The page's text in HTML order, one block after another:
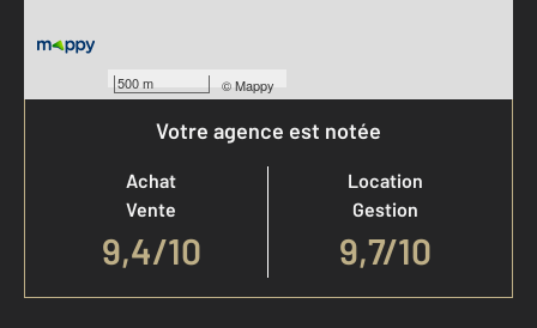
500 m ©Mappy
Votre agence est notée
Achat
Vente
9,4/10
Location
Gestion
9,7/10